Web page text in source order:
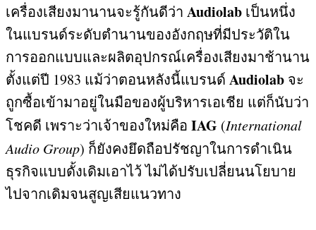
เครื่องเสียงมานานจะรู้กันดีว่า Audiolab เป็นหนึ่ง
ในแบรนด์ระดับตำนานของอังกฤษที่มีประวัติใน
การออกแบบและผลิตอุปกรณ์เครื่องเสียงมาช้านาน
ตั้งแต่ปี 1983 แม้ว่าตอนหลังนี้แบรนด์ Audiolab จะ
ถูกซื้อเข้ามาอยู่ในมือของผู้บริหารเอเชีย แต่ก็นับว่า
โชคดี เพราะว่าเจ้าของใหม่คือ IAG (International
Audio Group) ก็ยังคงยึดถือปรัชญาในการดำเนิน
ธุรกิจแบบดั้งเดิมเอาไว้ ไม่ได้ปรับเปลี่ยนนโยบาย
ไปจากเดิมจนสูญเสียแนวทาง